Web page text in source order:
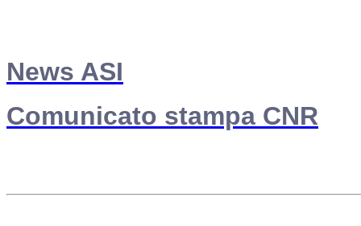
News ASI
Comunicato stampa CNR